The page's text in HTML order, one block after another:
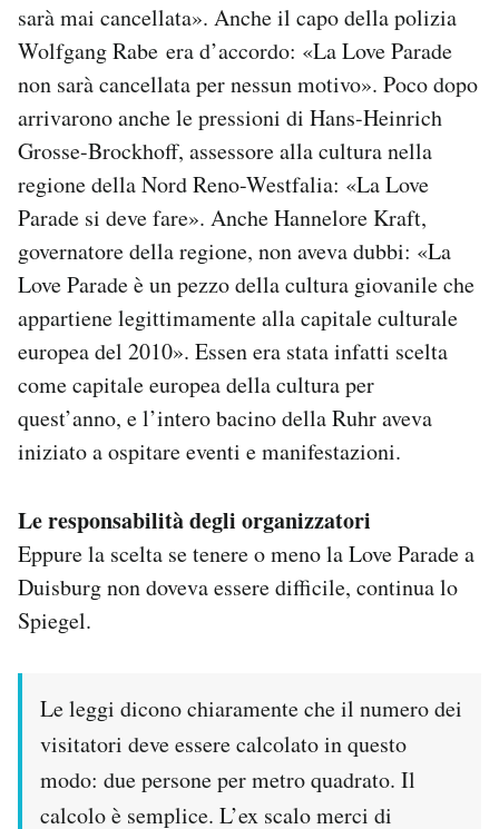
sarà mai cancellata». Anche il capo della polizia
Wolfgang Rabe era d’accordo: «La Love Parade
non sarà cancellata per nessun motivo». Poco dopo
arrivarono anche le pressioni di Hans-Heinrich
Grosse-Brockhoff, assessore alla cultura nella
regione della Nord Reno-Westfalia: «La Love
Parade si deve fare». Anche Hannelore Kraft,
governatore della regione, non aveva dubbi: «La
Love Parade è un pezzo della cultura giovanile che
appartiene legittimamente alla capitale culturale
europea del 2010». Essen era stata infatti scelta
come capitale europea della cultura per
quest’anno, e l’intero bacino della Ruhr aveva
iniziato a ospitare eventi e manifestazioni.
Le responsabilità degli organizzatori
Eppure la scelta se tenere o meno la Love Parade a
Duisburg non doveva essere difficile, continua lo
Spiegel.
Le leggi dicono chiaramente che il numero dei
visitatori deve essere calcolato in questo
modo: due persone per metro quadrato. Il
calcolo è semplice. L’ex scalo merci di